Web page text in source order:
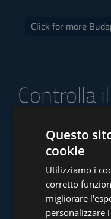
Click for more
Controlla
Questo
cookie
Utilizziamo i
corretto
migliorare
personalizzare